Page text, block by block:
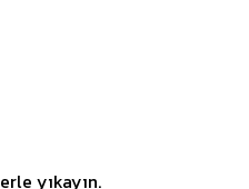
yıkayın.